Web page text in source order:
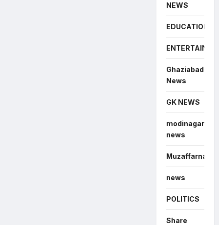
NEWS
EDUCATION
Ghaziabad
News
GK NEWS
modinagar
news
Muzaffarnagar
news
POLITICS
Share